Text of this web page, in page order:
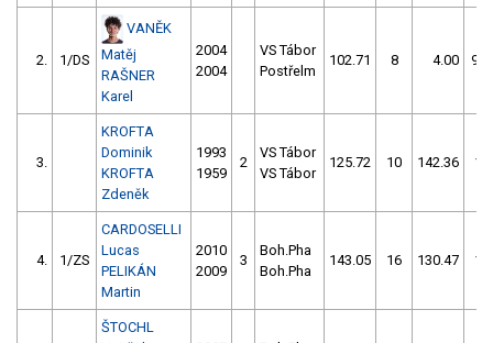
2. 1/DS
VANĚK
Matěj
RAŠNER
Karel
2004
2004
VS Tábor
Postřelm
102.71 8 4.00 999
3.
KROFTA
Dominik
KROFTA
Zdeněk
1993
1959
2
VS Tábor
VS Tábor
125.72 10 142.36 10
4. 1/ZS
CARDOSELLI
Lucas
PELIKÁN
Martin
2010
2009
3
Boh.Pha
Boh.Pha
143.05 16 130.47 10
ŠTOCHL